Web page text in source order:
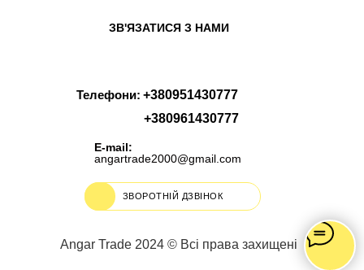
Angar Trade 2024 © Всі права захищені
ЗВ'ЯЗАТИСЯ З НАМИ
Телефони:
E-mail:
angartrade2000@gmail.com
ЗВОРОТНІЙ ДЗВІНОК
+380951430777
+380961430777